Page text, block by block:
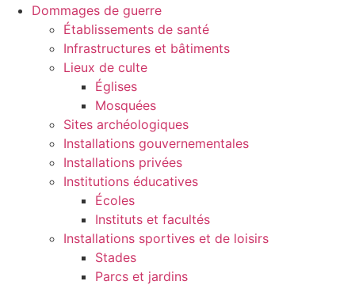
Dommages de guerre
Établissements de santé
Infrastructures et bâtiments
Lieux de culte
Églises
Mosquées
Sites archéologiques
Installations gouvernementales
Installations privées
Institutions éducatives
Écoles
Instituts et facultés
Installations sportives et de loisirs
Stades
Parcs et jardins